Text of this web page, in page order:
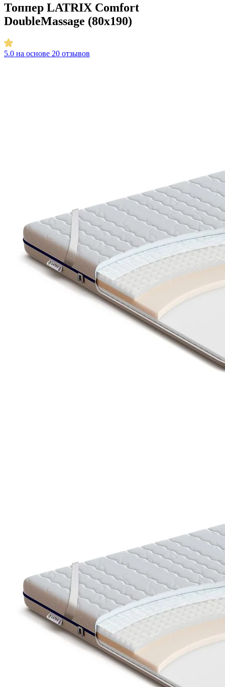
Топпер LATRIX Comfort
DoubleMassage (80x190)
5.0 на основе 20 отзывов